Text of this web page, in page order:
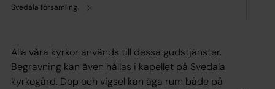
Svedala församling
Alla våra kyrkor används till dessa gudstjänster.
Begravning kan även hållas i kapellet på Svedala
kyrkogård. Dop och vigsel kan äga rum både på